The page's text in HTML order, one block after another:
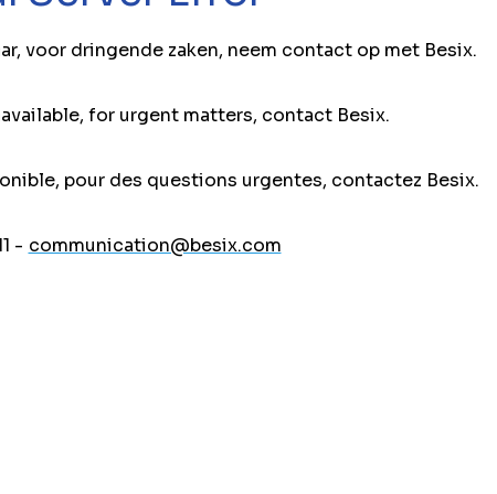
voor dringende zaken, neem contact op met Besix.
for urgent matters, contact Besix.
pour des questions urgentes, contactez Besix.
- communication@besix.com